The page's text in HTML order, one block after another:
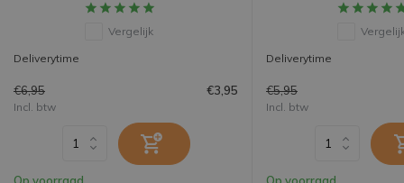
Vergelijk
Deliverytime
€6,95 €3,95
Incl. btw
Op voorraad
Deliverytime
€5,95
Incl. btw
Op voorraad